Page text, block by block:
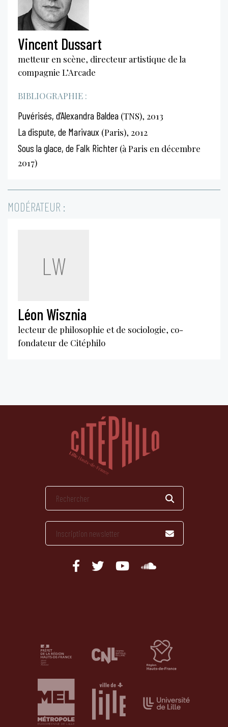
Vincent Dussart
metteur en scène, directeur artistique de la
compagnie L’Arcade
BIBLIOGRAPHIE :
Puvérisés, d’Alexandra Baldea (TNS), 2013
La dispute, de Marivaux (Paris), 2012
Sous la glace, de Falk Richter (à Paris en décembre
2017)
MODÉRATEUR :
LW
Léon Wisznia
lecteur de philosophie et de sociologie, co-
fondateur de Citéphilo